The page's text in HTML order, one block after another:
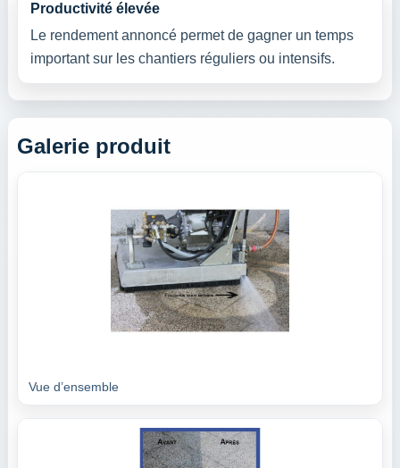
Productivité élevée
Le rendement annoncé permet de gagner un temps
important sur les chantiers réguliers ou intensifs.
Galerie produit
Vue d’ensemble